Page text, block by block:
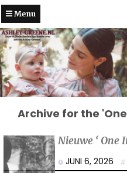
Menu
Archive for the
Nieuwe ‘ One
JUNI 6, 2026